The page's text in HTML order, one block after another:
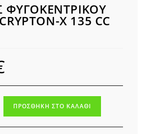
ΦΥΓΟΚΕΝΤΡΙΚΟΥ
X 135 CC
ΠΡΟΣΘΉΚΗ ΣΤΟ ΚΑΛΆΘΙ